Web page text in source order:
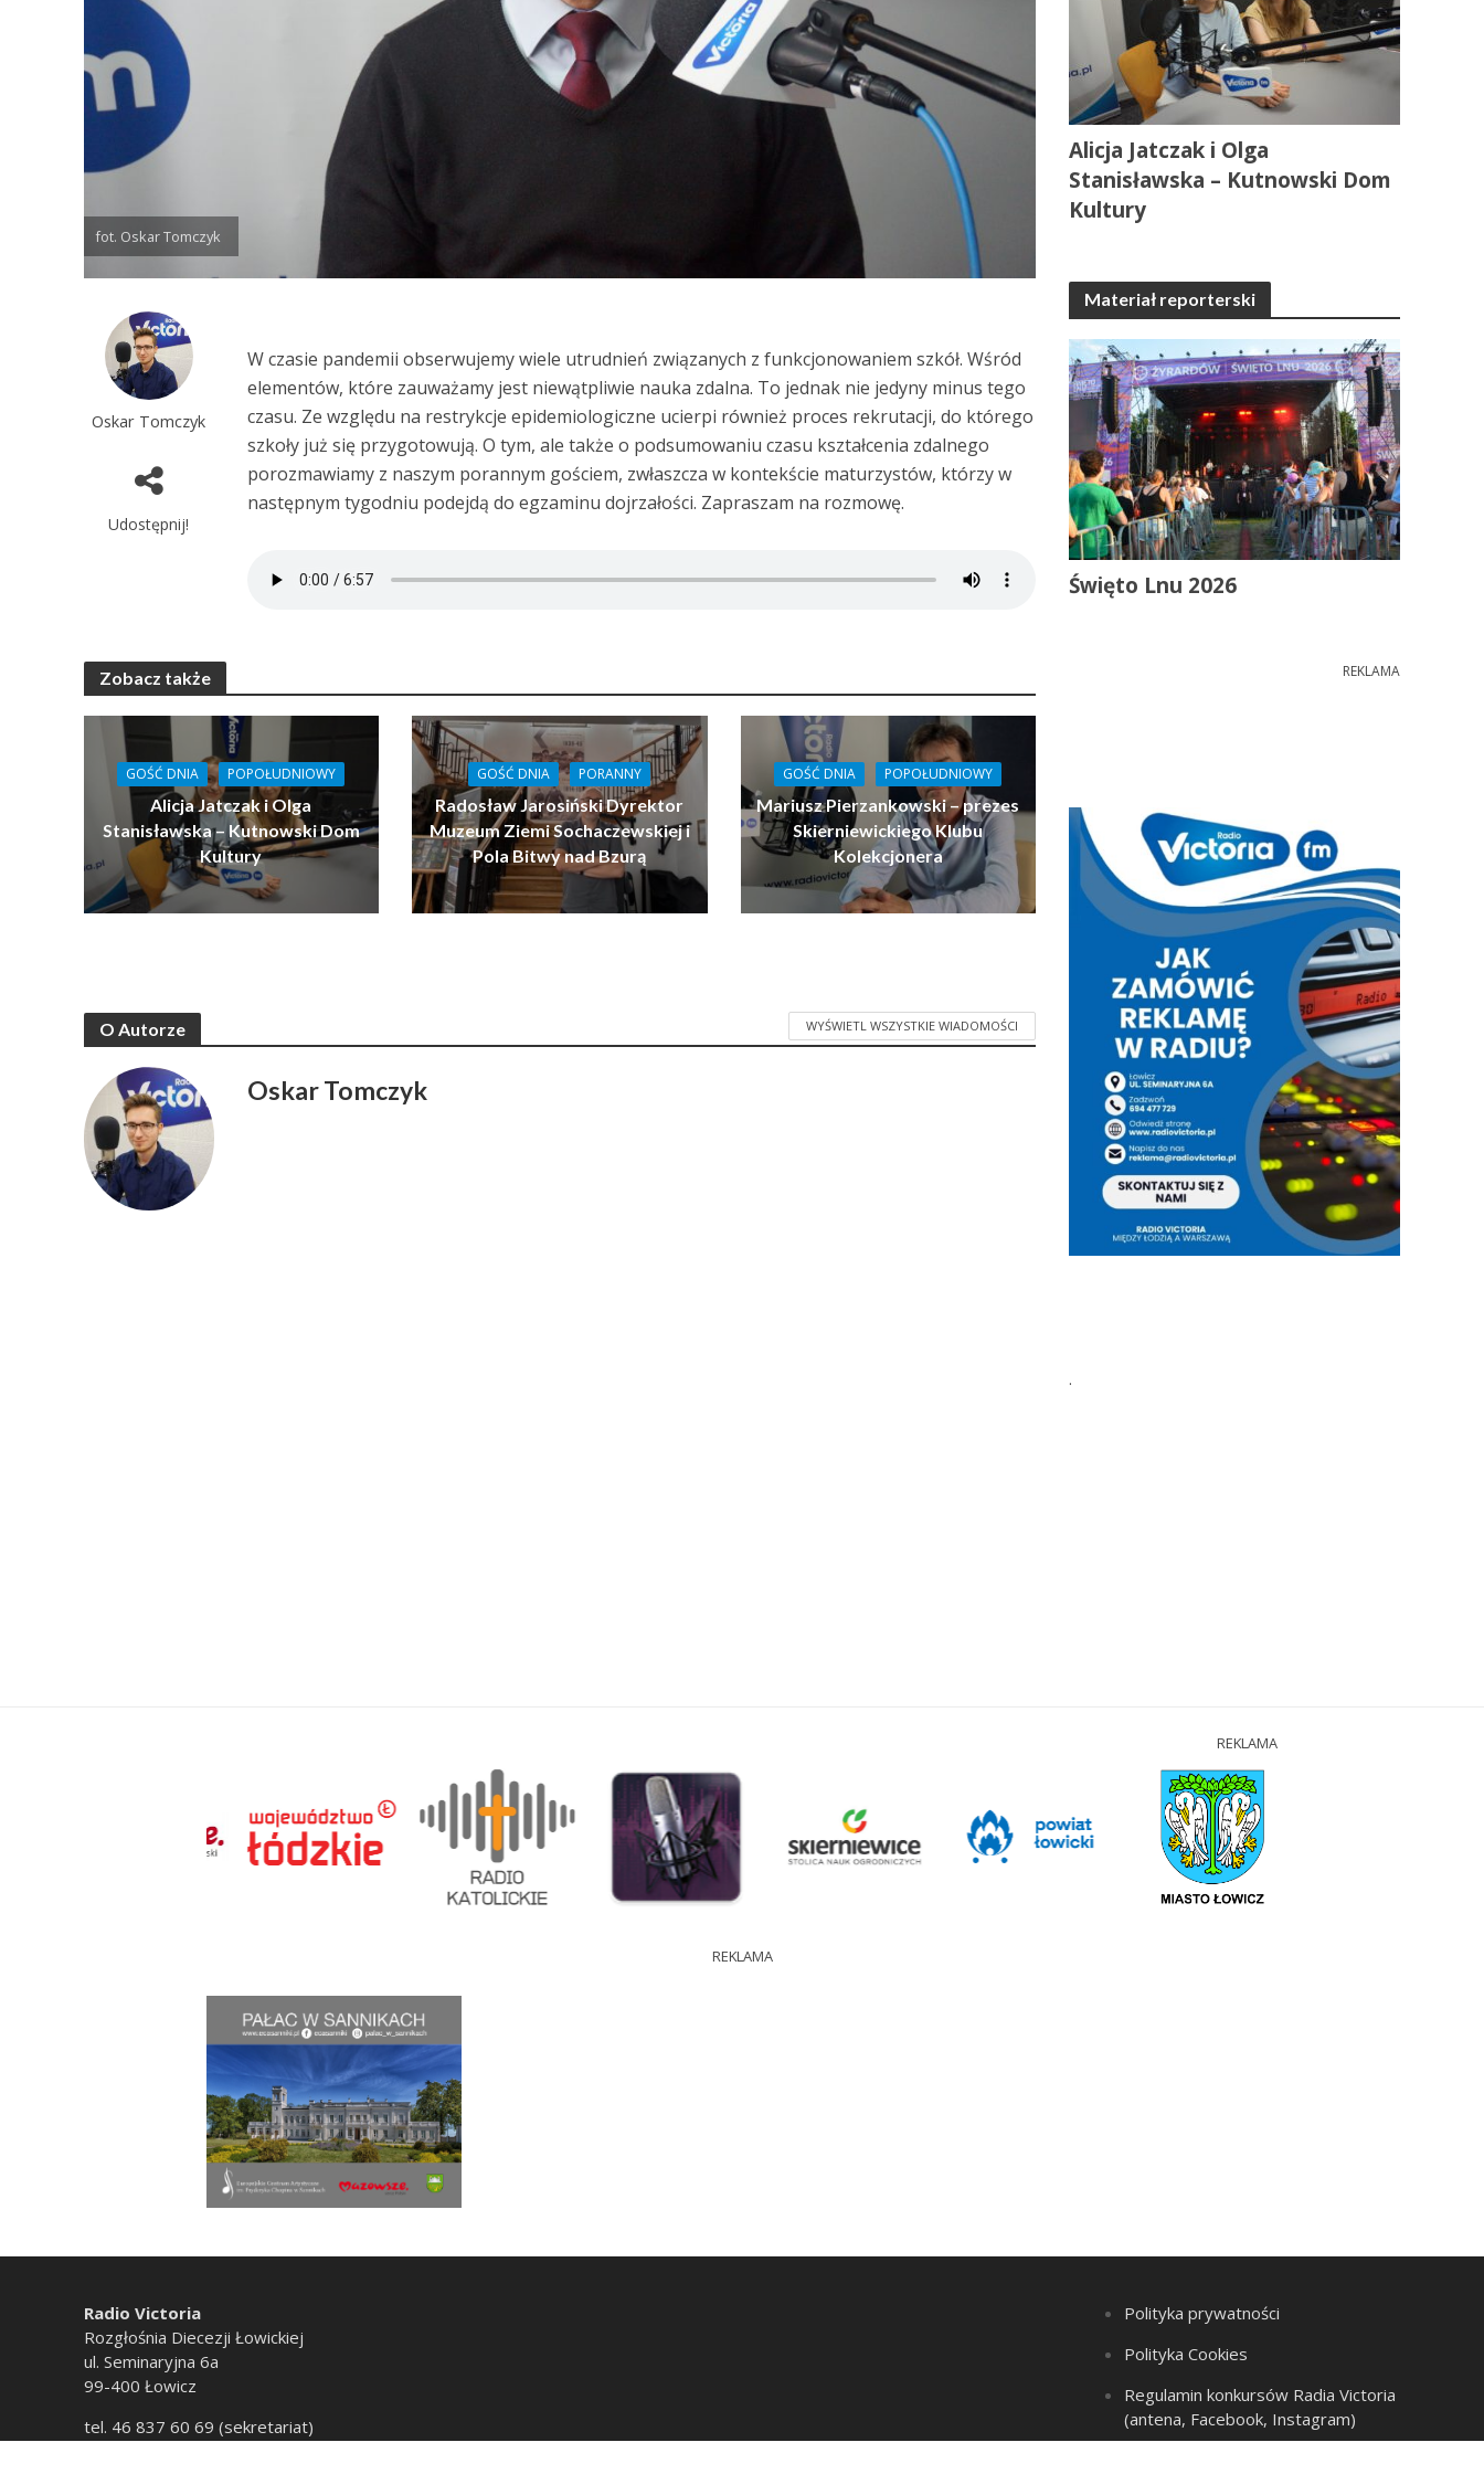
fot. Oskar Tomczyk
Oskar Tomczyk
Udostępnij!
W czasie pandemii obserwujemy wiele utrudnień związanych z funkcjonowaniem szkół. Wśród
elementów, które zauważamy jest niewątpliwie nauka zdalna. To jednak nie jedyny minus tego
czasu. Ze względu na restrykcje epidemiologiczne ucierpi również proces rekrutacji, do którego
szkoły już się przygotowują. O tym, ale także o podsumowaniu czasu kształcenia zdalnego
porozmawiamy z naszym porannym gościem, zwłaszcza w kontekście maturzystów, którzy w
następnym tygodniu podejdą do egzaminu dojrzałości. Zapraszam na rozmowę.
Zobacz także
GOŚĆ DNIA POPOŁUDNIOWY
Alicja Jatczak i Olga
Stanisławska – Kutnowski Dom
Kultury
GOŚĆ DNIA PORANNY
Radosław Jarosiński Dyrektor
Muzeum Ziemi Sochaczewskiej i
Pola Bitwy nad Bzurą
GOŚĆ DNIA POPOŁUDNIOWY
Mariusz Pierzankowski – prezes
Skierniewickiego Klubu
Kolekcjonera
O Autorze WYŚWIETL WSZYSTKIE WIADOMOŚCI
Oskar Tomczyk
Alicja Jatczak i Olga
Stanisławska – Kutnowski Dom
Kultury
Materiał reporterski
Święto Lnu 2026
REKLAMA
.
REKLAMA
REKLAMA
Radio Victoria
Rozgłośnia Diecezji Łowickiej
ul. Seminaryjna 6a
99-400 Łowicz
tel. 46 837 60 69 (sekretariat)
Polityka prywatności
Polityka Cookies
Regulamin konkursów Radia Victoria
(antena, Facebook, Instagram)